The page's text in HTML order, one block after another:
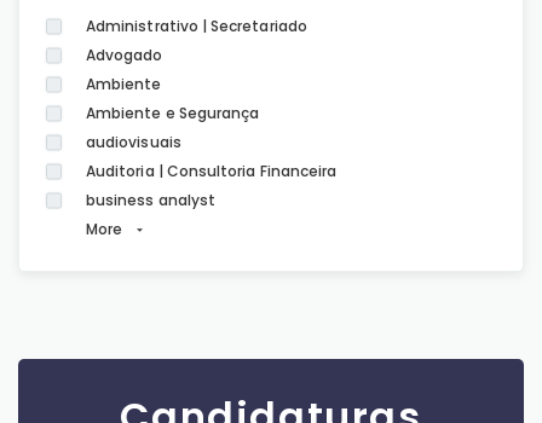
Administrativo | Secretariado
Advogado
Ambiente
Ambiente e Segurança
audiovisuais
Auditoria | Consultoria Financeira
business analyst
More